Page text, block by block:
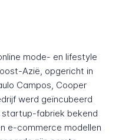
mode- en lifestyle
Azië, opgericht in
Campos, Cooper
werd geïncubeerd
fabriek bekend
e-commerce modellen